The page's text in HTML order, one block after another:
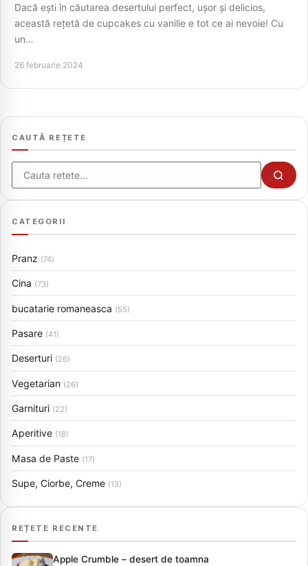
Dacă ești în căutarea desertului perfect, ușor și delicios,
această rețetă de cupcakes cu vanilie e tot ce ai nevoie! Cu
un…
26 februarie 2024
CAUTĂ REȚETE
Cauta
CATEGORII
Pranz (74)
Cina (73)
bucatarie romaneasca (55)
Pasare (41)
Deserturi (26)
Vegetarian (26)
Garnituri (22)
Aperitive (18)
Masa de Paste (17)
Supe, Ciorbe, Creme (13)
REȚETE RECENTE
Apple Crumble – desert de toamna